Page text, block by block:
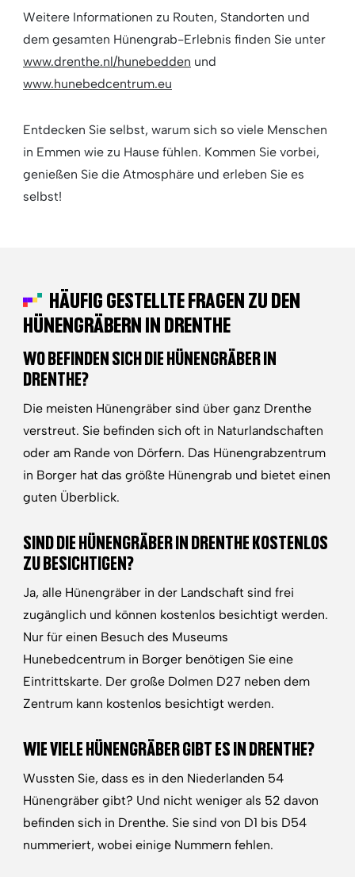
Weitere Informationen zu Routen, Standorten und
dem gesamten Hünengrab-Erlebnis finden Sie unter
www.drenthe.nl/hunebedden und
www.hunebedcentrum.eu
Entdecken Sie selbst, warum sich so viele Menschen
in Emmen wie zu Hause fühlen. Kommen Sie vorbei,
genießen Sie die Atmosphäre und erleben Sie es
selbst!
HÄUFIG GESTELLTE FRAGEN ZU DEN
HÜNENGRÄBERN IN DRENTHE
WO BEFINDEN SICH DIE HÜNENGRÄBER IN
DRENTHE?
Die meisten Hünengräber sind über ganz Drenthe
verstreut. Sie befinden sich oft in Naturlandschaften
oder am Rande von Dörfern. Das Hünengrabzentrum
in Borger hat das größte Hünengrab und bietet einen
guten Überblick.
SIND DIE HÜNENGRÄBER IN DRENTHE KOSTENLOS
ZU BESICHTIGEN?
Ja, alle Hünengräber in der Landschaft sind frei
zugänglich und können kostenlos besichtigt werden.
Nur für einen Besuch des Museums
Hunebedcentrum in Borger benötigen Sie eine
Eintrittskarte. Der große Dolmen D27 neben dem
Zentrum kann kostenlos besichtigt werden.
WIE VIELE HÜNENGRÄBER GIBT ES IN DRENTHE?
Wussten Sie, dass es in den Niederlanden 54
Hünengräber gibt? Und nicht weniger als 52 davon
befinden sich in Drenthe. Sie sind von D1 bis D54
nummeriert, wobei einige Nummern fehlen.